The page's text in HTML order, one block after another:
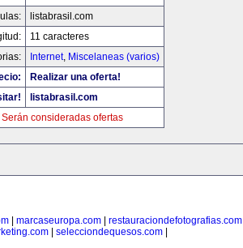
listabrasil.com
11 caracteres
Internet, Miscelaneas (varios)
Realizar una oferta!
listabrasil.com
Serán consideradas ofertas
| marcaseuropa.com| restauraciondefotografias.com
selecciondequesos.com